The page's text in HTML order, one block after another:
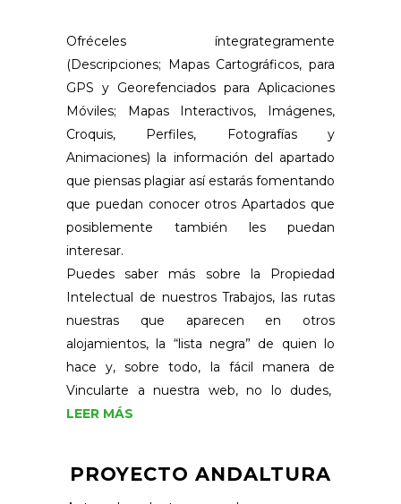
Ofréceles íntegrategramente
(Descripciones; Mapas Cartográficos, para
GPS y Georefenciados para Aplicaciones
Móviles; Mapas Interactivos, Imágenes,
Croquis, Perfiles, Fotografías y
Animaciones) la información del apartado
que piensas plagiar así estarás fomentando
que puedan conocer otros Apartados que
posiblemente también les puedan
interesar.
Puedes saber más sobre la Propiedad
Intelectual de nuestros Trabajos, las rutas
nuestras que aparecen en otros
alojamientos, la “lista negra” de quien lo
hace y, sobre todo, la fácil manera de
Vincularte a nuestra web, no lo dudes,
LEER MÁS
PROYECTO ANDALTURA